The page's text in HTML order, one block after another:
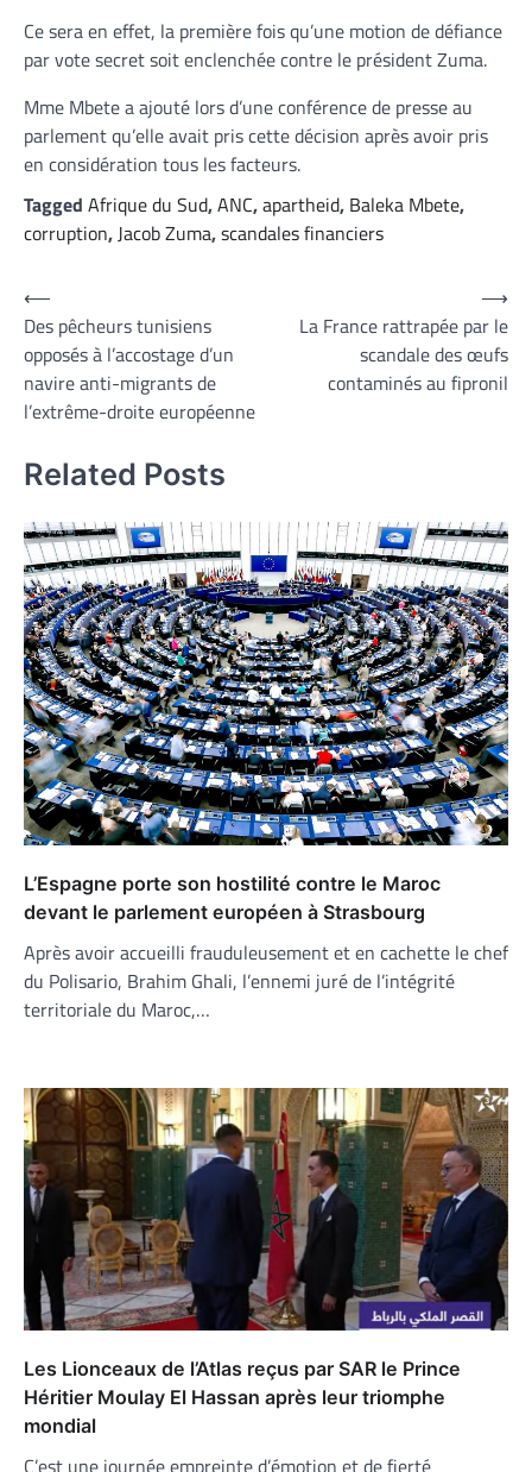
Ce sera en effet, la première fois qu’une motion de défiance
par vote secret soit enclenchée contre le président Zuma.
Mme Mbete a ajouté lors d’une conférence de presse au
parlement qu’elle avait pris cette décision après avoir pris
en considération tous les facteurs.
Tagged Afrique du Sud,ANC,apartheid, Baleka Mbete,
corruption,Jacob Zuma,scandales financiers
Navigation
de
l’article
⟵
Des pêcheurs tunisiens
opposés à l’accostage d’un
navire anti-migrants de
l’extrême-droite européenne
La France rattrapée par le
scandale des œufs
contaminés au fipronil
⟶
Related Posts
L’Espagne porte son hostilité contre le Maroc
devant le parlement européen à Strasbourg
Après avoir accueilli frauduleusement et en cachette le chef
du Polisario, Brahim Ghali, l’ennemi juré de l’intégrité
territoriale du Maroc,…
Les Lionceaux de l’Atlas reçus par SAR le Prince
Héritier Moulay El Hassan après leur triomphe
mondial